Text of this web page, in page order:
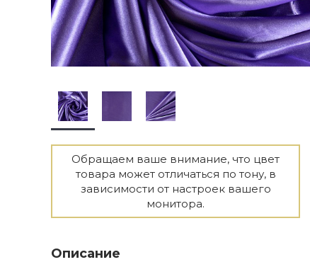
Обращаем ваше внимание, что цвет
товара может отличаться по тону, в
зависимости от настроек вашего
монитора.
Описание